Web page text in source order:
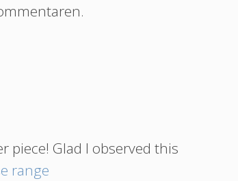
piece! Glad I observed this
range